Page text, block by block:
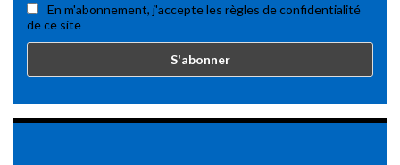
En m'abonnement, j'accepte les règles de confidentialité
de ce site